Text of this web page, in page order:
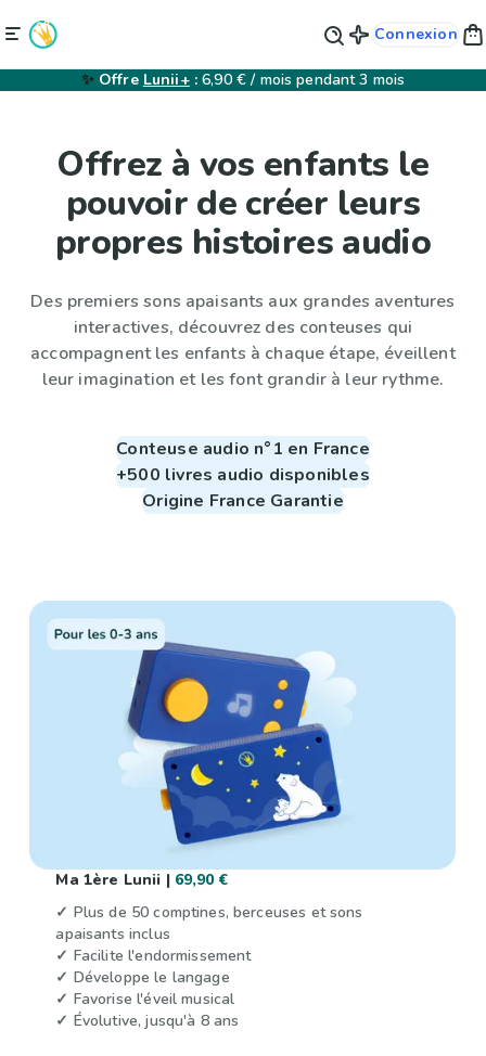
Connexion
✨ Offre Lunii+: 6,90 € / mois pendant 3 mois
Offrez à vos enfants le
pouvoir de créer leurs
propres histoires audio
Des premiers sons apaisants aux grandes aventures
interactives, découvrez des conteuses qui
accompagnent les enfants à chaque étape, éveillent
leur imagination et les font grandir à leur rythme.
Conteuse audio n°1 en France
+500 livres audio disponibles
Origine France Garantie
Ma 1ère Lunii | 69,90 €
✓ Plus de 50 comptines, berceuses et sons
apaisants inclus
✓ Facilite l'endormissement
✓ Développe le langage
✓ Favorise l'éveil musical
✓ Évolutive, jusqu'à 8 ans